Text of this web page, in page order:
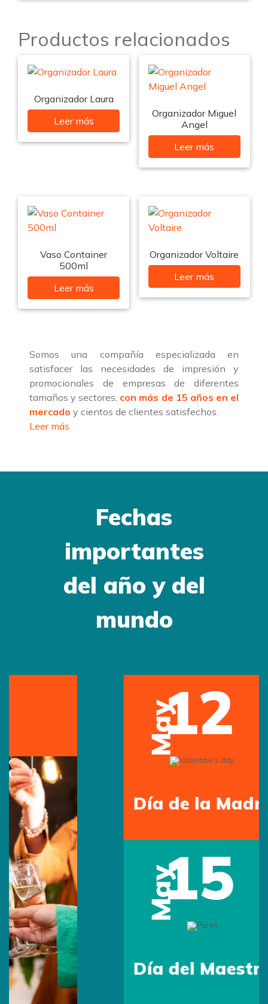
Productos relacionados
Organizador Laura
Leer más
Organizador Miguel
Angel
Leer más
Vaso Container
500ml
Leer más
Organizador Voltaire
Leer más
Somos una compañía especializada en
satisfacer las necesidades de impresión y
promocionales de empresas de diferentes
tamaños y sectores, con más de 15 años en el
mercado y cientos de clientes satisfechos.
Leer más
Fechas
importantes
del año y del
mundo
12
Día de la Madre
May 15
Día del Maestro